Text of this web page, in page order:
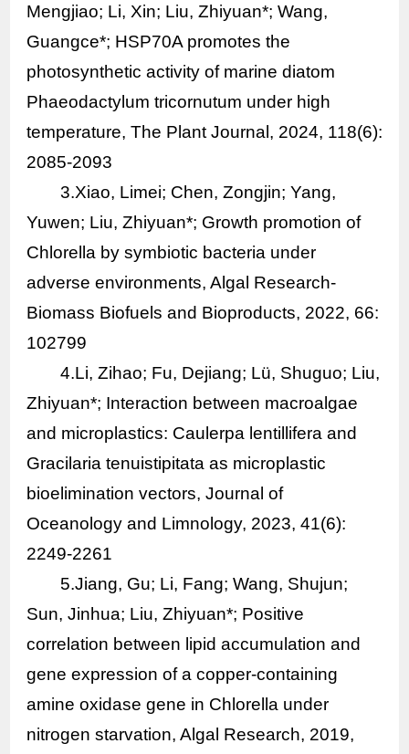
Mengjiao; Li, Xin; Liu, Zhiyuan*; Wang,
Guangce*; HSP70A promotes the
photosynthetic activity of marine diatom
Phaeodactylum tricornutum under high
temperature, The Plant Journal, 2024, 118(6):
2085-2093
3.Xiao, Limei; Chen, Zongjin; Yang,
Yuwen; Liu, Zhiyuan*; Growth promotion of
Chlorella by symbiotic bacteria under
adverse environments, Algal Research-
Biomass Biofuels and Bioproducts, 2022, 66:
102799
4.Li, Zihao; Fu, Dejiang; Lü, Shuguo; Liu,
Zhiyuan*; Interaction between macroalgae
and microplastics: Caulerpa lentillifera and
Gracilaria tenuistipitata as microplastic
bioelimination vectors, Journal of
Oceanology and Limnology, 2023, 41(6):
2249-2261
5.Jiang, Gu; Li, Fang; Wang, Shujun;
Sun, Jinhua; Liu, Zhiyuan*; Positive
correlation between lipid accumulation and
gene expression of a copper-containing
amine oxidase gene in Chlorella under
nitrogen starvation, Algal Research, 2019,